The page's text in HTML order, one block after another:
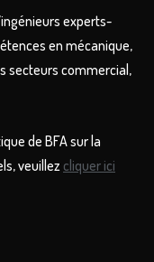
experts-
en mécanique,
secteurs commercial,
de BFA sur la
veuillez cliquer ici